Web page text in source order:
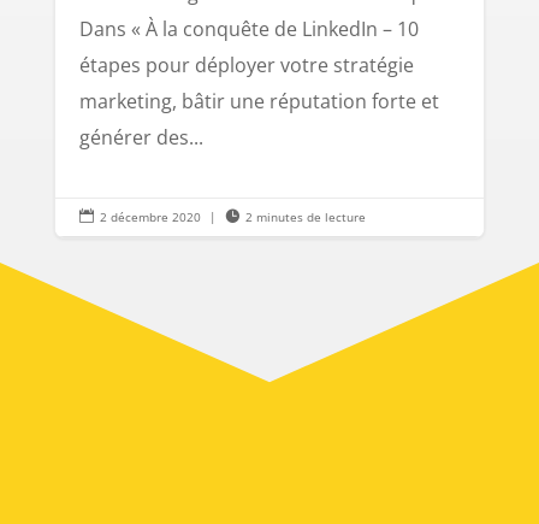
Dans « À la conquête de LinkedIn – 10
étapes pour déployer votre stratégie
marketing, bâtir une réputation forte et
générer des...
 2 décembre 2020 |  2 minutes de lecture